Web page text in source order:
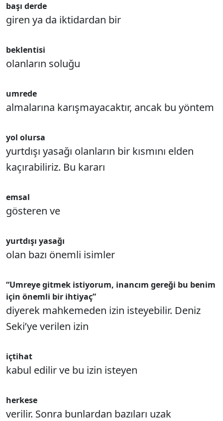
başı derde
giren ya da iktidardan bir
beklentisi
olanların soluğu
umrede
almalarına karışmayacaktır, ancak bu yöntem
yol olursa
yurtdışı yasağı olanların bir kısmını elden
kaçırabiliriz. Bu kararı
emsal
gösteren ve
yurtdışı yasağı
olan bazı önemli isimler
“Umreye gitmek istiyorum, inancım gereği bu benim
için önemli bir ihtiyaç”
diyerek mahkemeden izin isteyebilir. Deniz
Seki’ye verilen izin
içtihat
kabul edilir ve bu izin isteyen
herkese
verilir. Sonra bunlardan bazıları uzak